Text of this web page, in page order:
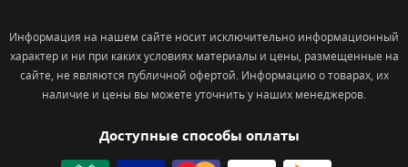
Доступные способы оплаты
Информация на нашем сайте носит исключительно информационный
характер и ни при каких условиях материалы и цены, размещенные на
сайте, не являются публичной офертой. Информацию о товарах, их
наличие и цены вы можете уточнить у наших менеджеров.